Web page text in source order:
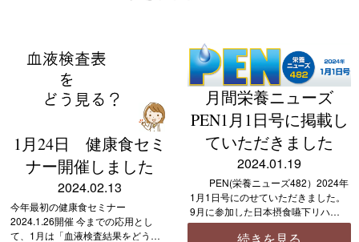
1月24日 健康食セミ
ナー開催しました
2024.02.13
今年最初の健康食セミナー
2024.1.26開催 今までの応用とし
て、1月は「血液検査結果をどう見
月間栄養ニューズ
PEN1月1日号に掲載し
ていただきました
2024.01.19
PEN(栄養ニューズ482）2024年
1月1日号にのせていただきました。
9月に参加した日本摂食嚥下リハビ
リテーション学会での発表です